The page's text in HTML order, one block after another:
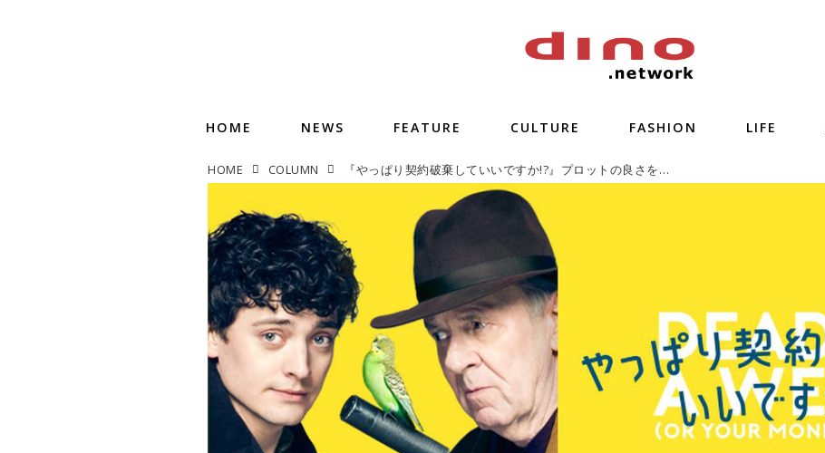
HOME NEWS FEATURE CULTURE FASHION LIFE
HOME COLUMN 『やっぱり契約破棄していいですか!?』プロットの良さを生かし切った英国作品らしい味わい